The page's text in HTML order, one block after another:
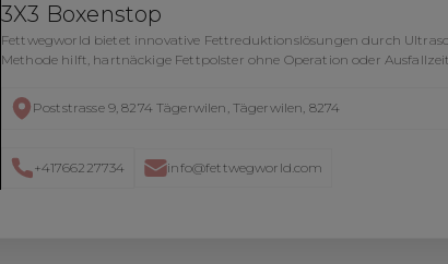
3X3 Boxenstop
Fettwegworld bietet innovative Fettreduktionslösungen durch
Methode hilft, hartnäckige Fettpolster ohne Operation oder
Poststrasse 9, 8274 Tägerwilen, Tägerwilen, 8274
+41766227734 info@fettwegworld.com